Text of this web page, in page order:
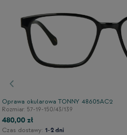
Poprzedni
Oprawa okularowa TONNY 48605AC2
Rozmiar: 57-19-150/43/139
480,00 zł
Czas dostawy: 1-2 dni